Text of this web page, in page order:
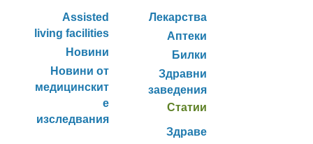
Assisted
living facilities
Новини
Новини от
медицинскит
е
изследвания
Лекарства
Аптеки
Билки
Здравни
заведения
Статии
Здраве